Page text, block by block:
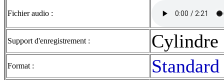
Fichier audio :
Support d'enregistrement : Cylindre
Format :